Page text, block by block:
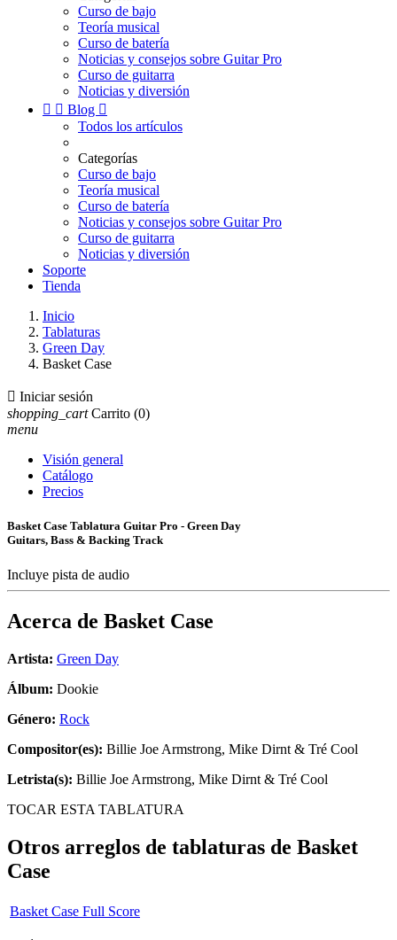
Curso de bajo
Teoría musical
Curso de batería
Noticias y consejos sobre Guitar Pro
Curso de guitarra
Noticias y diversión
  Blog 
Todos los artículos
Categorías
Curso de bajo
Teoría musical
Curso de batería
Noticias y consejos sobre Guitar Pro
Curso de guitarra
Noticias y diversión
Soporte
Tienda
Inicio
Tablaturas
Green Day
Basket Case
 Iniciar sesión
shopping_cart Carrito (0)
menu
Visión general
Catálogo
Precios
Basket Case Tablatura Guitar Pro - Green Day
Guitars, Bass & Backing Track
Incluye pista de audio
Acerca de Basket Case
Artista: Green Day
Álbum: Dookie
Género: Rock
Compositor(es): Billie Joe Armstrong, Mike Dirnt & Tré Cool
Letrista(s): Billie Joe Armstrong, Mike Dirnt & Tré Cool
TOCAR ESTA TABLATURA
Otros arreglos de tablaturas de Basket
Case
Basket Case Full Score